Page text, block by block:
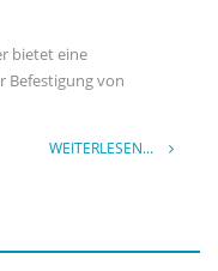
bietet eine
Befestigung von
WEITERLESEN...